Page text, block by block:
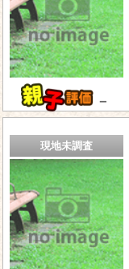
－
現地未調査